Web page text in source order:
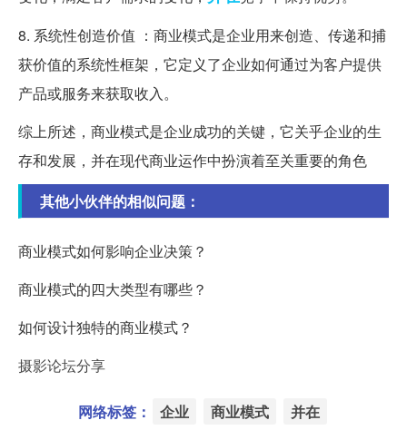
8. 系统性创造价值 ：商业模式是企业用来创造、传递和捕
获价值的系统性框架，它定义了企业如何通过为客户提供
产品或服务来获取收入。
综上所述，商业模式是企业成功的关键，它关乎企业的生
存和发展，并在现代商业运作中扮演着至关重要的角色
其他小伙伴的相似问题：
商业模式如何影响企业决策？
商业模式的四大类型有哪些？
如何设计独特的商业模式？
摄影论坛分享
网络标签： 企业 商业模式 并在